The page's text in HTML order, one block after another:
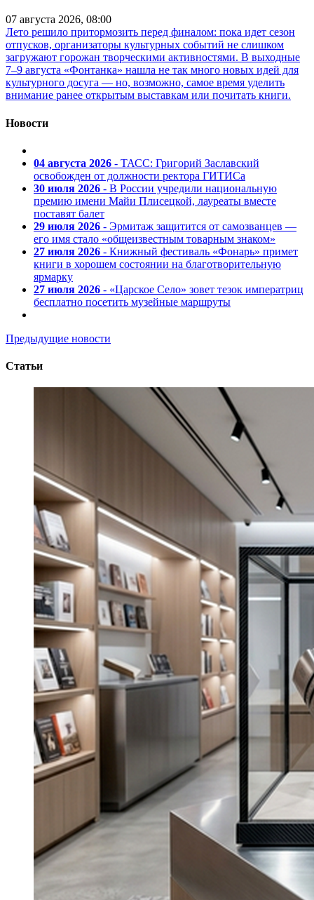
07 августа 2026, 08:00
Лето решило притормозить перед финалом: пока идет сезон
отпусков, организаторы культурных событий не слишком
загружают горожан творческими активностями. В выходные
7–9 августа «Фонтанка» нашла не так много новых идей для
культурного досуга — но, возможно, самое время уделить
внимание ранее открытым выставкам или почитать книги.
Новости
04 августа 2026 - ТАСС: Григорий Заславский
освобожден от должности ректора ГИТИСа
30 июля 2026 - В России учредили национальную
премию имени Майи Плисецкой, лауреаты вместе
поставят балет
29 июля 2026 - Эрмитаж защитится от самозванцев —
его имя стало «общеизвестным товарным знаком»
27 июля 2026 - Книжный фестиваль «Фонарь» примет
книги в хорошем состоянии на благотворительную
ярмарку
27 июля 2026 - «Царское Село» зовет тезок императриц
бесплатно посетить музейные маршруты
Предыдущие новости
Статьи